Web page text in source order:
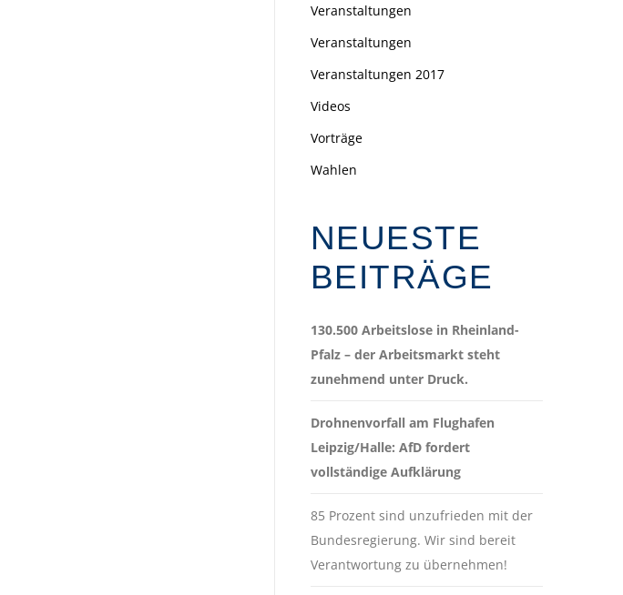
Veranstaltungen
Veranstaltungen
Veranstaltungen 2017
Videos
Vorträge
Wahlen
NEUESTE
BEITRÄGE
130.500 Arbeitslose in Rheinland-
Pfalz – der Arbeitsmarkt steht
zunehmend unter Druck.
Drohnenvorfall am Flughafen
Leipzig/Halle: AfD fordert
vollständige Aufklärung
85 Prozent sind unzufrieden mit der
Bundesregierung. Wir sind bereit
Verantwortung zu übernehmen!